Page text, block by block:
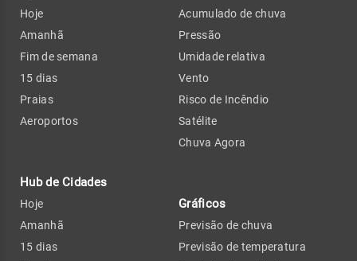
Hoje
Amanhã
Fim de semana
15 dias
Praias
Aeroportos
Hub de Cidades
Hoje
Amanhã
15 dias
Acumulado de chuva
Pressão
Umidade relativa
Vento
Risco de Incêndio
Satélite
Chuva Agora
Gráficos
Previsão de chuva
Previsão de temperatura